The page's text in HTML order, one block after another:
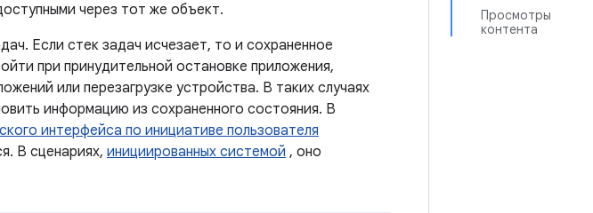
Просмотры
контента
через тот же объект.
Если стек задач исчезает, то и сохраненное
при принудительной остановке приложения,
или перезагрузке устройства. В таких случаях
информацию из сохраненного состояния. В
интерфейса по инициативе пользователя
В сценариях, инициированных системой , оно